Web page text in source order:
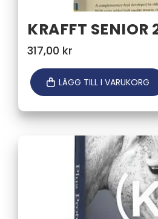
KRAFFT SENIOR
317,00 kr
LÄGG TILL I VARUKORG